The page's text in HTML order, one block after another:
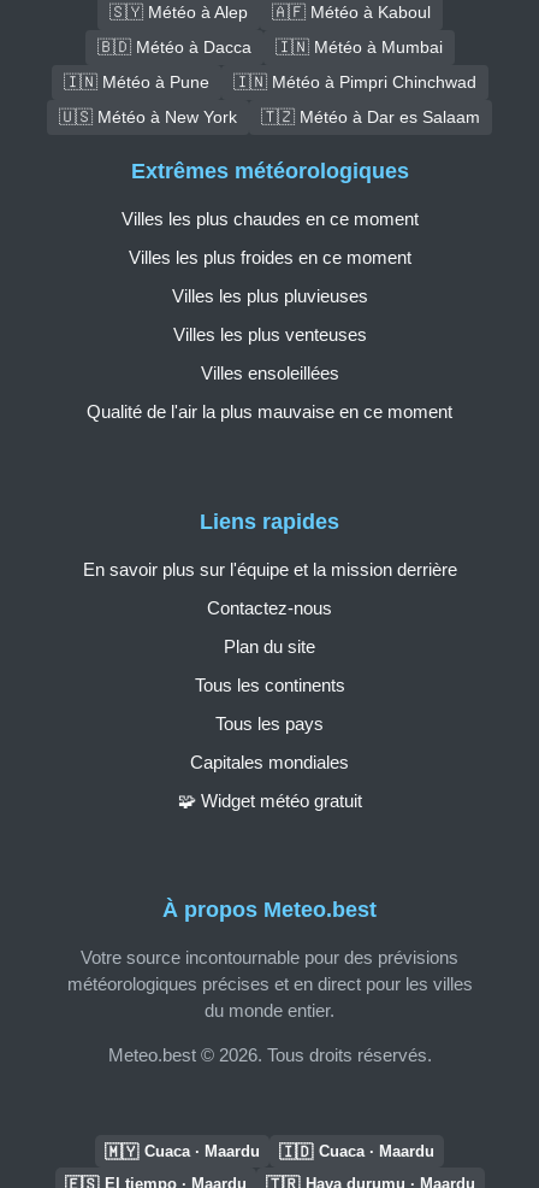
🇸🇾 Météo à Alep
🇦🇫 Météo à Kaboul
🇧🇩 Météo à Dacca
🇮🇳 Météo à Mumbai
🇮🇳 Météo à Pune
🇮🇳 Météo à Pimpri Chinchwad
🇺🇸 Météo à New York
🇹🇿 Météo à Dar es Salaam
À propos Meteo.best
Votre source incontournable pour des prévisions
météorologiques précises et en direct pour les villes
du monde entier.
Meteo.best © 2026. Tous droits réservés.
Liens rapides
En savoir plus sur l'équipe et la mission derrière
Contactez-nous
Plan du site
Tous les continents
Tous les pays
Capitales mondiales
🧩 Widget météo gratuit
Extrêmes météorologiques
Villes les plus chaudes en ce moment
Villes les plus froides en ce moment
Villes les plus pluvieuses
Villes les plus venteuses
Villes ensoleillées
Qualité de l'air la plus mauvaise en ce moment
🇲🇾 Cuaca · Maardu 🇮🇩 Cuaca · Maardu
🇪🇸 El tiempo · Maardu 🇹🇷 Hava durumu · Maardu